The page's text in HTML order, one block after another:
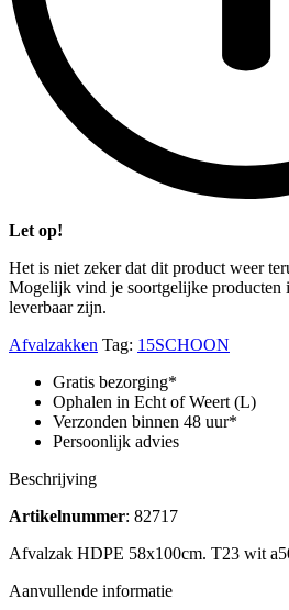
Let op!
Het is niet zeker dat dit product weer
Mogelijk vind je soortgelijke producten
leverbaar zijn.
Afvalzakken Tag: 15SCHOON
Gratis bezorging*
Ophalen in Echt of Weert (L)
Verzonden binnen 48 uur*
Persoonlijk advies
Beschrijving
Artikelnummer: 82717
Afvalzak HDPE 58x100cm. T23 wit
Aanvullende informatie